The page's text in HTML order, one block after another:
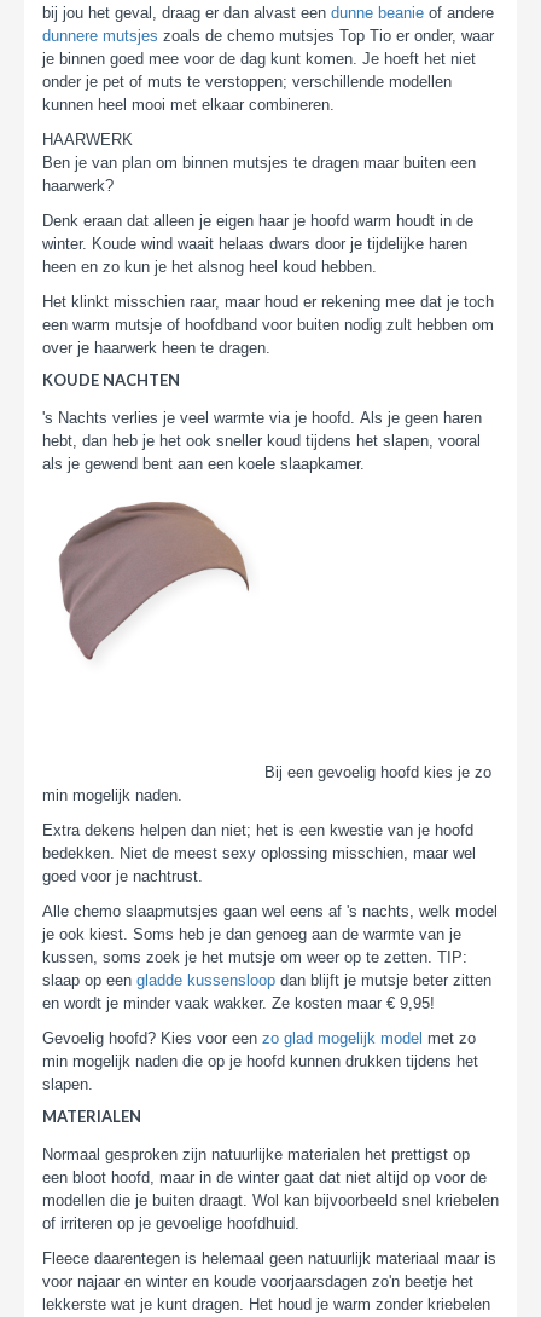
bij jou het geval, draag er dan alvast een dunne beanie of andere
dunnere mutsjes zoals de chemo mutsjes Top Tio er onder, waar
je binnen goed mee voor de dag kunt komen. Je hoeft het niet
onder je pet of muts te verstoppen; verschillende modellen
kunnen heel mooi met elkaar combineren.
HAARWERK
Ben je van plan om binnen mutsjes te dragen maar buiten een
haarwerk?
Denk eraan dat alleen je eigen haar je hoofd warm houdt in de
winter. Koude wind waait helaas dwars door je tijdelijke haren
heen en zo kun je het alsnog heel koud hebben.
Het klinkt misschien raar, maar houd er rekening mee dat je toch
een warm mutsje of hoofdband voor buiten nodig zult hebben om
over je haarwerk heen te dragen.
KOUDE NACHTEN
's Nachts verlies je veel warmte via je hoofd. Als je geen haren
hebt, dan heb je het ook sneller koud tijdens het slapen, vooral
als je gewend bent aan een koele slaapkamer.
Bij een gevoelig hoofd kies je zo
min mogelijk naden.
Extra dekens helpen dan niet; het is een kwestie van je hoofd
bedekken. Niet de meest sexy oplossing misschien, maar wel
goed voor je nachtrust.
Alle chemo slaapmutsjes gaan wel eens af 's nachts, welk model
je ook kiest. Soms heb je dan genoeg aan de warmte van je
kussen, soms zoek je het mutsje om weer op te zetten. TIP:
slaap op een gladde kussensloop dan blijft je mutsje beter zitten
en wordt je minder vaak wakker. Ze kosten maar € 9,95!
Gevoelig hoofd? Kies voor een zo glad mogelijk model met zo
min mogelijk naden die op je hoofd kunnen drukken tijdens het
slapen.
MATERIALEN
Normaal gesproken zijn natuurlijke materialen het prettigst op
een bloot hoofd, maar in de winter gaat dat niet altijd op voor de
modellen die je buiten draagt. Wol kan bijvoorbeeld snel kriebelen
of irriteren op je gevoelige hoofdhuid.
Fleece daarentegen is helemaal geen natuurlijk materiaal maar is
voor najaar en winter en koude voorjaarsdagen zo'n beetje het
lekkerste wat je kunt dragen. Het houd je warm zonder kriebelen